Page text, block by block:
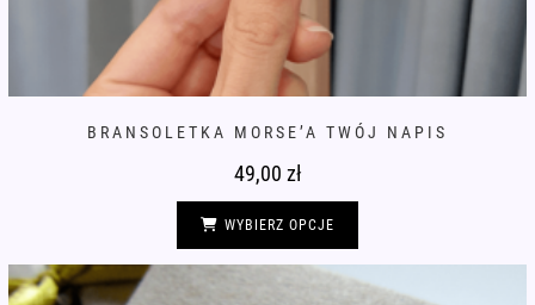
BRANSOLETKA MORSE’A TWÓJ NAPIS
49,00 zł
WYBIERZ OPCJE
wariantów.
Opcje